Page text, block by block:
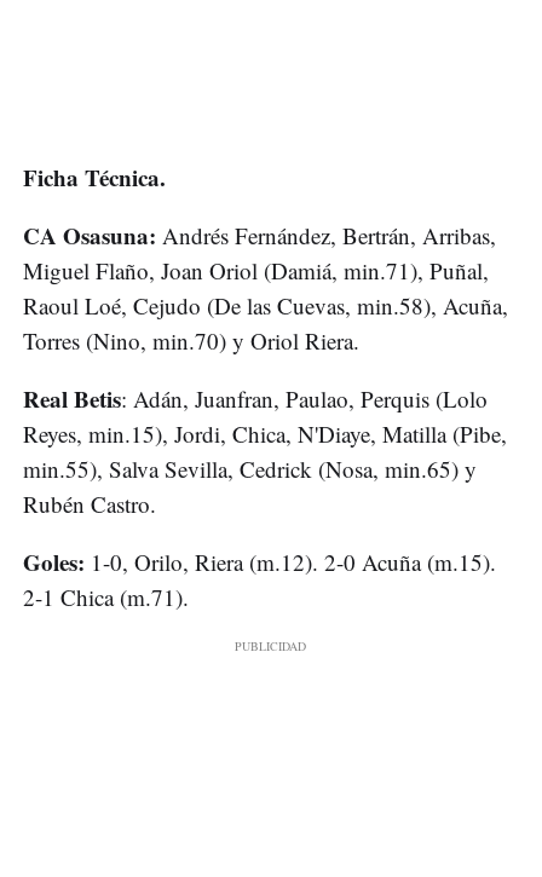
Ficha Técnica.
CA Osasuna: Andrés Fernández, Bertrán, Arribas,
Miguel Flaño, Joan Oriol (Damiá, min.71), Puñal,
Raoul Loé, Cejudo (De las Cuevas, min.58), Acuña,
Torres (Nino, min.70) y Oriol Riera.
Real Betis: Adán, Juanfran, Paulao, Perquis (Lolo
Reyes, min.15), Jordi, Chica, N'Diaye, Matilla (Pibe,
min.55), Salva Sevilla, Cedrick (Nosa, min.65) y
Rubén Castro.
Goles: 1-0, Orilo, Riera (m.12). 2-0 Acuña (m.15).
2-1 Chica (m.71).